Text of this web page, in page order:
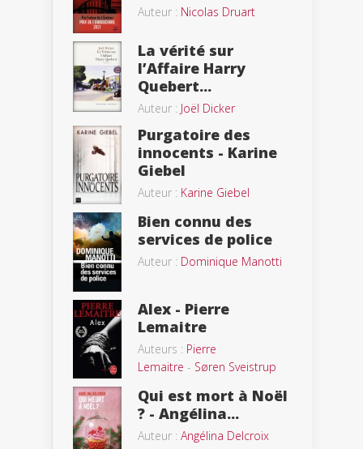
Auteur : Nicolas Druart
La vérité sur
l’Affaire Harry
Quebert...
Auteur : Joël Dicker
Purgatoire des
innocents - Karine
Giebel
Auteur : Karine Giebel
Bien connu des
services de police
Auteur : Dominique Manotti
Alex - Pierre
Lemaitre
Auteurs : Pierre
Lemaitre - Søren Sveistrup
Qui est mort à Noël
? - Angélina...
Auteur : Angélina Delcroix